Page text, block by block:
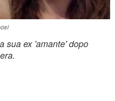
sua ex 'amante' dopo